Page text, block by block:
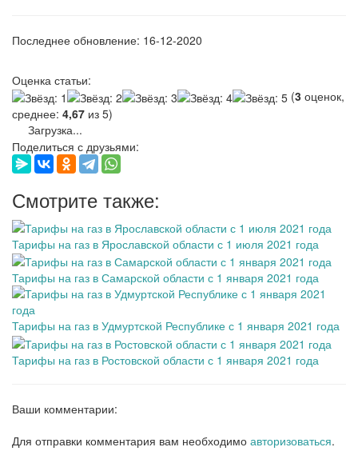
Последнее обновление: 16-12-2020
Оценка статьи:
(3 оценок,
среднее: 4,67 из 5)
Загрузка...
Поделиться с друзьями:
Смотрите также:
Тарифы на газ в Ярославской области с 1 июля 2021 года
Тарифы на газ в Самарской области с 1 января 2021 года
Тарифы на газ в Удмуртской Республике с 1 января 2021 года
Тарифы на газ в Ростовской области с 1 января 2021 года
Ваши комментарии:
Для отправки комментария вам необходимо авторизоваться.